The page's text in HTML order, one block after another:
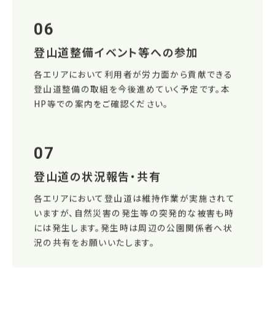
06
登山道整備イベント等への参加
各エリアにおいて利用者が労力面から貢献できる
登山道整備の取組を今後進めていく予定です。本
HP等での案内をご確認ください。
07
登山道の状況報告・共有
各エリアにおいて登山道は維持作業が実施されて
いますが、自然災害の発生等の突発的な被害も時
には発生します。発生時は周辺の公園関係者へ状
況の共有をお願いいたします。